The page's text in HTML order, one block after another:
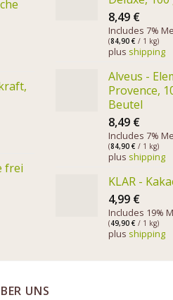
frei
8,49 €
Includes 7%
(84,90 € / 1 kg)
plus shipping
Alveus -
Provence,
Beutel
8,49 €
Includes 7%
(84,90 € / 1 kg)
plus shipping
KLAR -
4,99 €
Includes 19%
(49,90 € / 1 kg)
plus shipping
UNS